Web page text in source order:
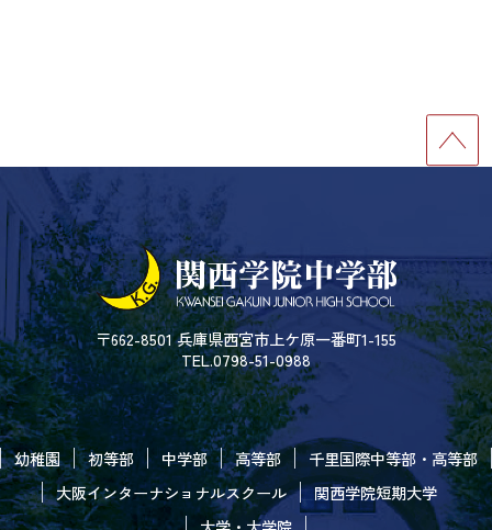
〒662-8501 兵庫県西宮市上ケ原一番町1-155
TEL.0798-51-0988
幼稚園 初等部 中学部 高等部
千里国際中等部・高等部
大阪インターナショナルスクール
関西学院短期大学